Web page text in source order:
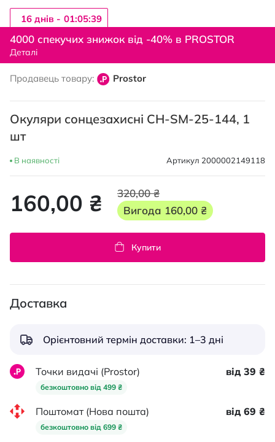
Перейти
до
початку
галереї
4000 спекучих знижок від -40% в PROSTOR
Деталі
16 днiв - 01:05:38
Продавець товару: Prostor
Окуляри сонцезахисні CH-SM-25-144, 1
шт
В наявності Артикул 2000002149118
160,00 ₴
320,00 ₴
Вигода 160,00 ₴
Купити
Доставка
Орієнтовний термін доставки: 1–3 дні
Точки видачі (Prostor)
безкоштовно від 499 ₴
від 39 ₴
Поштомат (Нова пошта)
безкоштовно від 699 ₴
від 69 ₴